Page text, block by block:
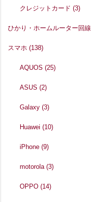
クレジットカード(3)
ひかり・ホームルーター回線
スマホ (138)
AQUOS(25)
ASUS(2)
Galaxy(3)
Huawei(10)
iPhone(9)
motorola(3)
OPPO(14)